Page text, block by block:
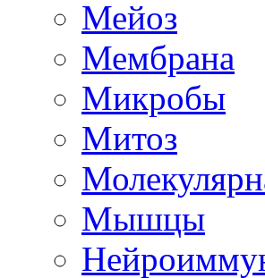
Мейоз
Мембрана
Микробы
Митоз
Мышцы